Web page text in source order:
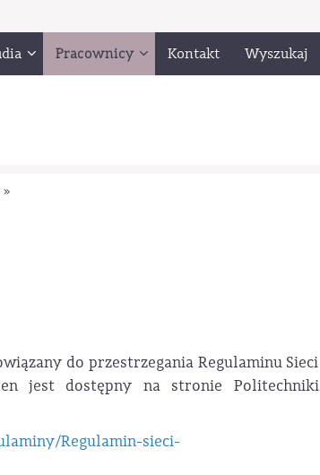
Pracownicy Kontakt Wyszukaj
»
do przestrzegania Regulaminu Sieci
jest dostępny na stronie Politechniki
Regulamin-sieci-